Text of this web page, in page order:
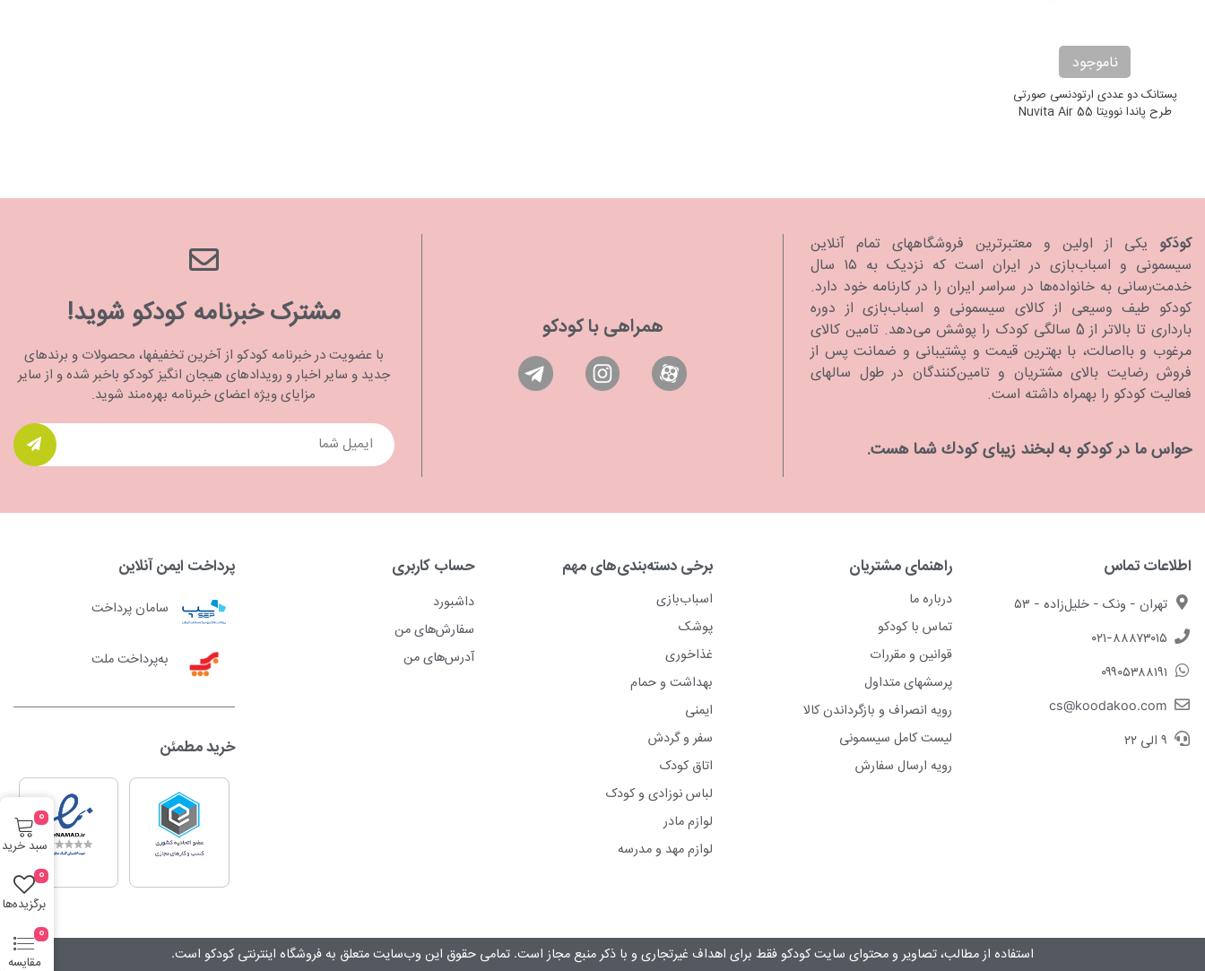
ناموجود
پستانک دو عددی ارتودنسی صورتی
طرح پاندا نوویتا Nuvita Air 55
کودَکو یکی از اولین و معتبرترین فروشگاههای تمام آنلاین
سیسمونی و اسباب‌بازی در ایران است که نزدیک به ۱۵ سال
خدمت‌رسانی به خانواده‌ها در سراسر ایران را در کارنامه خود دارد.
كودكو طیف وسیعی از کالای سیسمونی و اسباب‌بازی از دوره
بارداری تا بالاتر از 5 سالگی کودک را پوشش می‌دهد. تامین کالای
مرغوب و بااصالت، با بهترین قیمت و پشتیبانی و ضمانت پس از
فروش رضایت بالای مشتریان و تامین‌کنندگان در طول سالهای
فعالیت کودکو را بهمراه داشته است.
حواس ما در كودكو به لبخند زیبای كودك شما هست.
همراهی با کودکو مشترک خبرنامه کودکو شوید!
با عضویت در خبرنامه کودکو از آخرین تخفیفها، محصولات و برندهای
جدید و سایر اخبار و رویدادهای هیجان انگیز کودکو باخبر شده و از سایر
مزایای ویژه اعضای خبرنامه بهره‌مند شوید.
اطلاعات تماس
تهران - ونک - خلیل‌زاده - ۵۳
۰۲۱-۸۸۸۷۳۰۱۵
۰۹۹۰۵۳۸۸۱۹۱
cs@koodakoo.com
۹ الی ۲۲
راهنمای مشتریان
درباره ما
تماس با کودکو
قوانین و مقررات
پرسشهای متداول
رویه انصراف و بازگرداندن کالا
لیست کامل سیسمونی
رویه ارسال سفارش
برخی دسته‌بندی‌های مهم
اسباب‌بازی
پوشک
غذاخوری
بهداشت و حمام
ایمنی
سفر و گردش
اتاق کودک
لباس نوزادی و کودک
لوازم مادر
لوازم مهد و مدرسه
حساب کاربری
داشبورد
سفارش‌های من
آدرس‌های من
پرداخت ایمن آنلاین
سامان پرداخت
به‌پرداخت ملت
خرید مطمئن
استفاده از مطالب، تصاویر و محتوای سايت کودکو فقط برای اهداف غیرتجاری و با ذکر منبع مجاز است. تمامی حقوق این وب‌سایت متعلق به فروشگاه اینترنتی کودکو است.
سبد خرید
0
برگزیده‌ها
0
مقایسه
0